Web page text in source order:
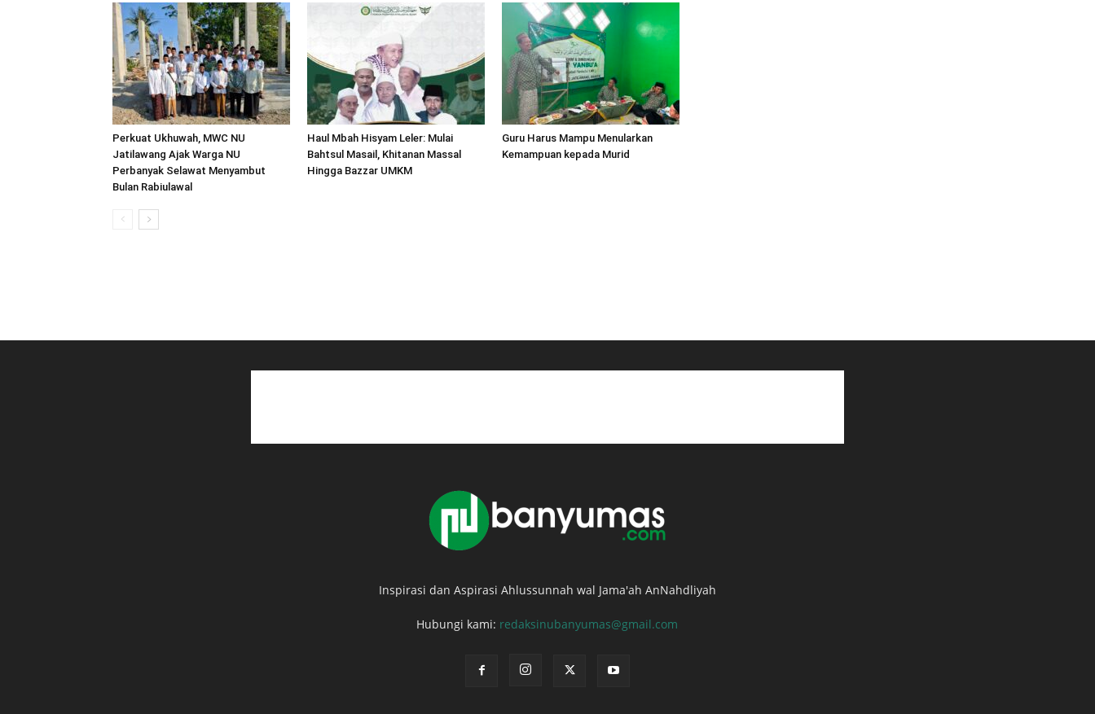
Perkuat Ukhuwah, MWC NU
Jatilawang Ajak Warga NU
Perbanyak Selawat Menyambut
Bulan Rabiulawal
Haul Mbah Hisyam Leler: Mulai
Bahtsul Masail, Khitanan Massal
Hingga Bazzar UMKM
Guru Harus Mampu Menularkan
Kemampuan kepada Murid
Inspirasi dan Aspirasi Ahlussunnah wal Jama'ah AnNahdliyah
Hubungi kami: redaksinubanyumas@gmail.com